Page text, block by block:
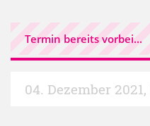
Termin bereits vorbei...
04. Dezember 2021,